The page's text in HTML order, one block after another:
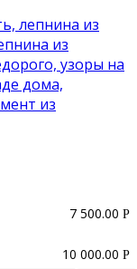
7 500.00 Р
10 000.00 Р